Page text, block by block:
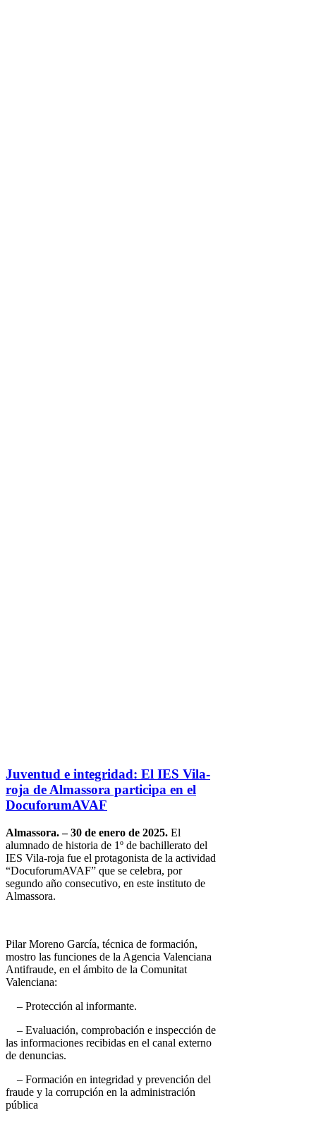
Juventud e integridad: El IES Vila-
roja de Almassora participa en el
DocuforumAVAF
Almassora. – 30 de enero de 2025. El
alumnado de historia de 1º de bachillerato del
IES Vila-roja fue el protagonista de la actividad
“DocuforumAVAF” que se celebra, por
segundo año consecutivo, en este instituto de
Almassora.
Pilar Moreno García, técnica de formación,
mostro las funciones de la Agencia Valenciana
Antifraude, en el ámbito de la Comunitat
Valenciana:
– Protección al informante.
– Evaluación, comprobación e inspección de
las informaciones recibidas en el canal externo
de denuncias.
– Formación en integridad y prevención del
fraude y la corrupción en la administración
pública